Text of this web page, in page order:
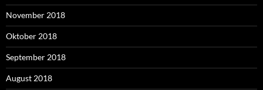
November 2018
Oktober 2018
September 2018
August 2018